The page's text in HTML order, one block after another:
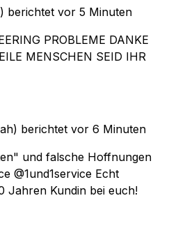
berichtet vor 5 Minuten
PROBLEME DANKE
MENSCHEN SEID IHR
berichtet vor 6 Minuten
und falsche Hoffnungen
@1und1service Echt
Jahren Kundin bei euch!